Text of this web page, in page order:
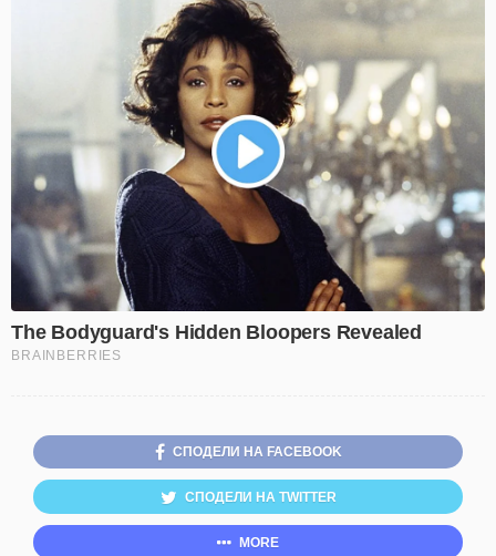
СПОДЕЛИ НА FACEBOOK
СПОДЕЛИ НА TWITTER
MORE